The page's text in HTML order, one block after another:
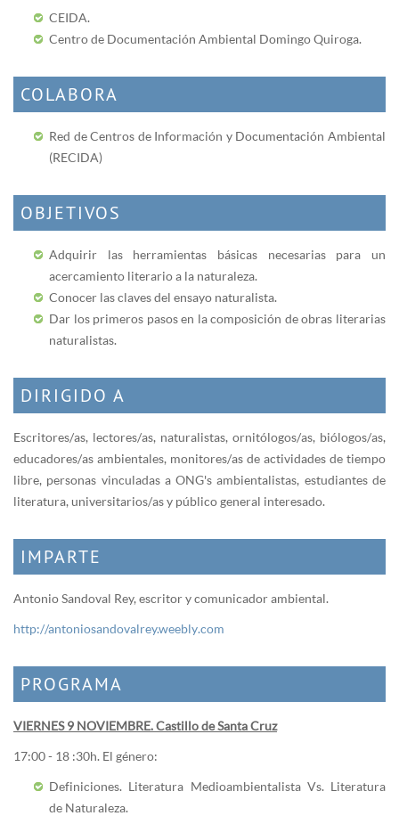
CEIDA.
Centro de Documentación Ambiental Domingo Quiroga.
COLABORA
Red de Centros de Información y Documentación Ambiental
(RECIDA)
OBJETIVOS
Adquirir las herramientas básicas necesarias para un
acercamiento literario a la naturaleza.
Conocer las claves del ensayo naturalista.
Dar los primeros pasos en la composición de obras literarias
naturalistas.
DIRIGIDO A
Escritores/as, lectores/as, naturalistas, ornitólogos/as, biólogos/as,
educadores/as ambientales, monitores/as de actividades de tiempo
libre, personas vinculadas a ONG's ambientalistas, estudiantes de
literatura, universitarios/as y público general interesado.
IMPARTE
Antonio Sandoval Rey, escritor y comunicador ambiental.
http://antoniosandovalrey.weebly.com
PROGRAMA
VIERNES 9 NOVIEMBRE. Castillo de Santa Cruz
17:00 - 18 :30h. El género:
Definiciones. Literatura Medioambientalista Vs. Literatura
de Naturaleza.